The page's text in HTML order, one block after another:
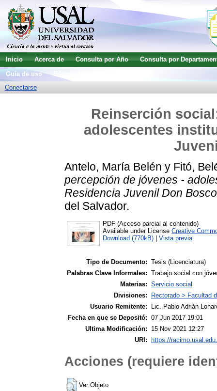
Inicio Acerca de Consulta por Año
Consulta por
Guía de uso
Conectarse
Reinserción
adolescentes
Antelo, María Belén y Fitó,
percepción de jóvenes -
Residencia Juvenil Don
del Salvador.
PDF (Acceso parcial al contenido)
Available under License Creative
Download (770kB)
Vista previa
Tipo de Documento: Tesis (Licenciatura)
Palabras Clave Informales: Trabajo social con
Materias: Servicio social
Divisiones:
Rectorado > Facultad
Usuario Remitente:
Lic. Pablo Adrián
Fecha en que se Depositó: 07 Jun 2017 19:01
Ultima Modificación:
15 Nov 2021 12:27
URI:
https://
Acciones (requiere
Ver Objeto